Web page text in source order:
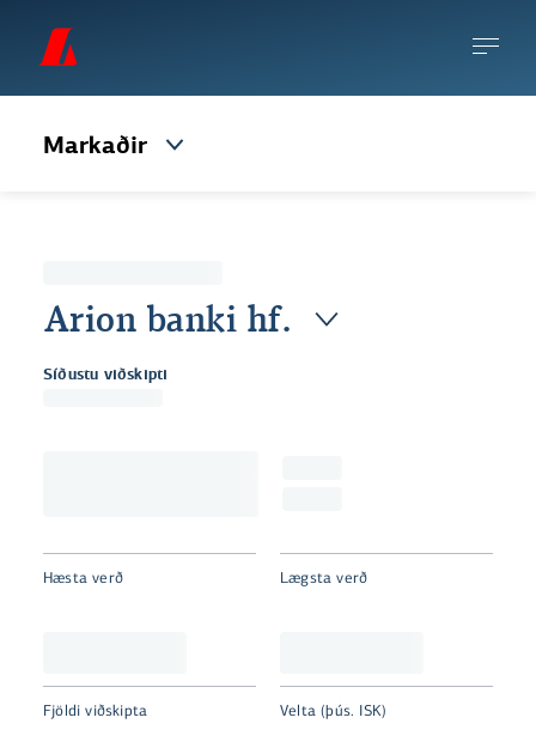
Markaðir
Arion banki hf.
Síðustu viðskipti
Hæsta verð Lægsta verð
Fjöldi viðskipta Velta (þús. ISK)